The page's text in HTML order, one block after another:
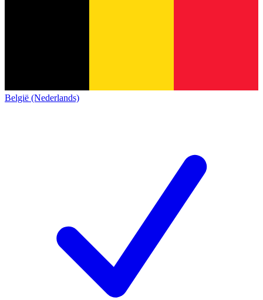
België (Nederlands)